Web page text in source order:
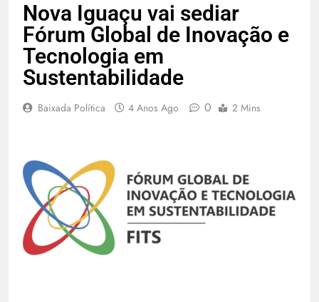
Nova Iguaçu vai sediar
Fórum Global de Inovação e
Tecnologia em
Sustentabilidade
Baixada Política 4 Anos Ago 0 2 Mins